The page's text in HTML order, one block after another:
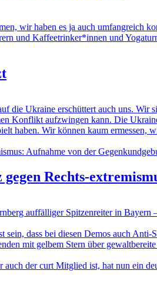
wir haben es ja auch umfangreich
und Kaffeetrinker*innen und
die Ukraine erschüttert auch uns. Wir
Konflikt aufzwingen kann. Die
haben. Wir können kaum ermessen,
Rechts-
auffälliger Spitzenreiter in Bayern
sein, dass bei diesen Demos auch
mit gelbem Stern über
auch der curt Mitglied ist, hat nun ein